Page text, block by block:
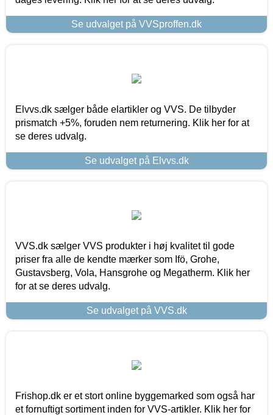
Se udvalget på VVSproffen.dk
Elvvs.dk sælger både elartikler og VVS. De tilbyder
prismatch +5%, foruden nem returnering. Klik her for at
se deres udvalg.
Se udvalget på Elvvs.dk
VVS.dk sælger VVS produkter i høj kvalitet til gode
priser fra alle de kendte mærker som Ifö, Grohe,
Gustavsberg, Vola, Hansgrohe og Megatherm. Klik her
for at se deres udvalg.
Se udvalget på VVS.dk
Frishop.dk er et stort online byggemarked som også har
et fornuftigt sortiment inden for VVS-artikler. Klik her for